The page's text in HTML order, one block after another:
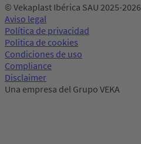
© Vekaplast Ibérica SAU 2025-2026
Aviso legal
Política de privacidad
Politica de cookies
Condiciones de uso
Compliance
Disclaimer
Una empresa del Grupo VEKA